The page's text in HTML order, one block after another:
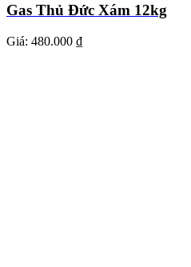
Gas Thủ Đức Xám 12kg
Giá: 480.000 ₫